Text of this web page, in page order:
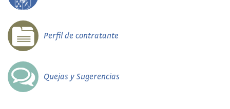
Perfil de contratante
Quejas y Sugerencias